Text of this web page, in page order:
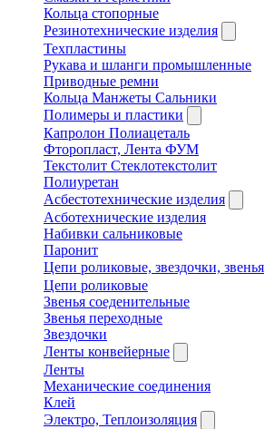
Кольца стопорные
Резинотехнические изделия
Техпластины
Рукава и шланги промышленные
Приводные ремни
Кольца Манжеты Сальники
Полимеры и пластики
Капролон Полиацеталь
Фторопласт, Лента ФУМ
Текстолит Стеклотекстолит
Полиуретан
Асбестотехнические изделия
Асботехнические изделия
Набивки сальниковые
Паронит
Цепи роликовые, звездочки, звенья
Цепи роликовые
Звенья соеденительные
Звенья переходные
Звездочки
Ленты конвейерные
Ленты
Механические соединения
Клей
Электро, Теплоизоляция